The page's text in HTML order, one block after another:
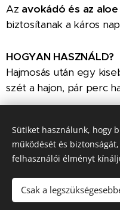
Az avokádó és az
biztosítanak a káros
HOGYAN HASZNÁLD?
Hajmosás után egy
szét a hajon, pár perc
125 ml
© 2025Nagy
Sütiket használunk, hogy
működését és
felhasználói élményt
Csak a